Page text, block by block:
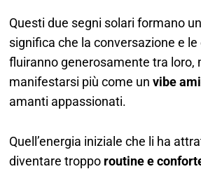
Questi due segni solari formano
significa che la conversazione e
fluiranno generosamente tra loro,
manifestarsi più come unvibe
amanti appassionati.
Quell’energia iniziale che li ha
diventare troppo routine e